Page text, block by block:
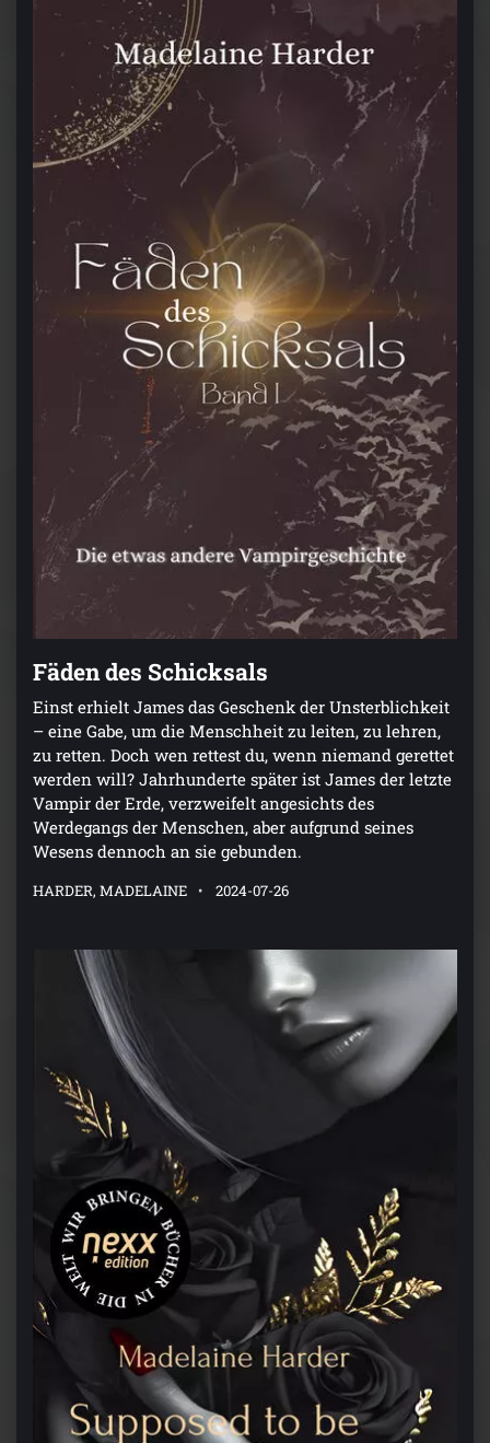
Fäden des Schicksals
Einst erhielt James das Geschenk der Unsterblichkeit
– eine Gabe, um die Menschheit zu leiten, zu lehren,
zu retten. Doch wen rettest du, wenn niemand gerettet
werden will? Jahrhunderte später ist James der letzte
Vampir der Erde, verzweifelt angesichts des
Werdegangs der Menschen, aber aufgrund seines
Wesens dennoch an sie gebunden.
HARDER, MADELAINE 2024-07-26